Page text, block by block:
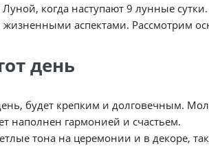
когда наступают 9 лунные
аспектами. Рассмотрим
день
будет крепким и долговечным.
наполнен гармонией и счастьем.
тона на церемонии и в декоре,